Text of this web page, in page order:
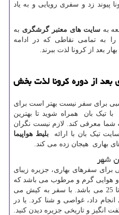
پیوند زد و سفری رویایی و به یاد
بهسایت های معتبر گرشگری به
را به تمامی نقاطی که در ادامه
بعد از کرونا لذت ببرند.
بعد از دوره کرونا لذت بخش
برای سفر نیست بهتر است برای
تیک بان همراه شوید تا بهترین
شما معرفی کند. لازم نیست نگران
تیک بان با ارائهبلیط هواپیما
بهاری هیجان زده می کند.
شهر
برای سفرهای بهاری، جزیره زیبای
گرم و مرطوب می باشد که
در بهار دارای درجه حرارت 18 تا 25 می باشد. با سفر به کیش می
داد، غواصی و شنا کرد. یا در
انگیز و تاریخی جزیره دیدن کنید.